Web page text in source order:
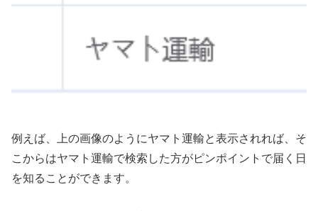
例えば、上の画像のようにヤマト運輸と表示されれば、そ
こからはヤマト運輸で検索した方がピンポイントで届く日
を知ることができます。